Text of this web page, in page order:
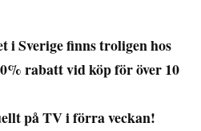
i Sverige finns troligen hos
rabatt vid köp för över 10
på TV i förra veckan!